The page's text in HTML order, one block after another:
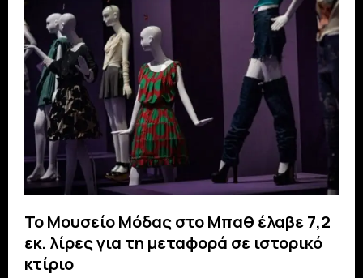
Το Μουσείο Μόδας στο Μπαθ έλαβε 7,2
εκ. λίρες για τη μεταφορά σε ιστορικό
κτίριο